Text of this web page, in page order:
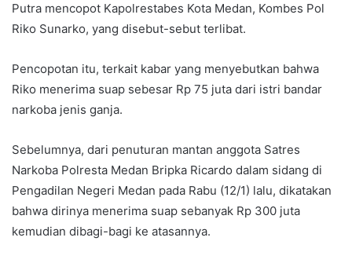
Putra mencopot Kapolrestabes Kota Medan, Kombes Pol
Riko Sunarko, yang disebut-sebut terlibat.
Pencopotan itu, terkait kabar yang menyebutkan bahwa
Riko menerima suap sebesar Rp 75 juta dari istri bandar
narkoba jenis ganja.
Sebelumnya, dari penuturan mantan anggota Satres
Narkoba Polresta Medan Bripka Ricardo dalam sidang di
Pengadilan Negeri Medan pada Rabu (12/1) lalu, dikatakan
bahwa dirinya menerima suap sebanyak Rp 300 juta
kemudian dibagi-bagi ke atasannya.